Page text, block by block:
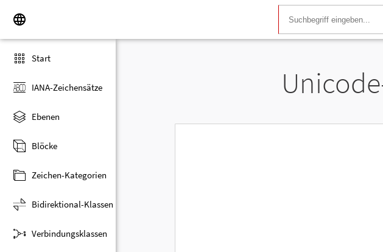
Start
IANA-Zeichensätze
Ebenen
Blöcke
Zeichen-Kategorien
Bidirektional-Klassen
Verbindungsklassen